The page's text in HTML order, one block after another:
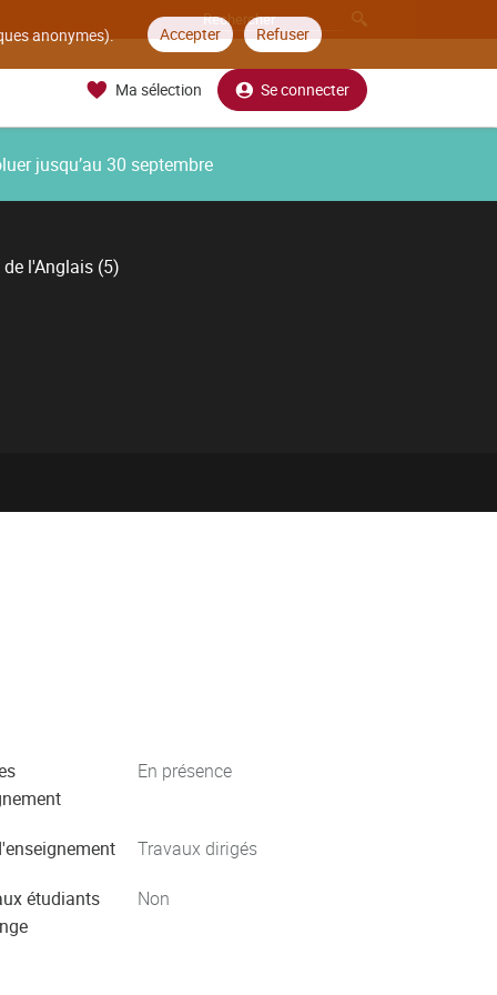
anonymes). Accepter Refuser
Ma sélection Se connecter
jusqu’au 30 septembre
l'Anglais (5)
En présence
Travaux dirigés
étudiants
Non